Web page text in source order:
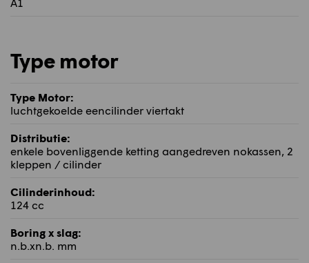
Type motor
Type Motor:
luchtgekoelde eencilinder viertakt
Distributie:
enkele bovenliggende ketting aangedreven nokassen, 2
kleppen / cilinder
Cilinderinhoud:
124 cc
Boring x slag:
n.b.xn.b. mm